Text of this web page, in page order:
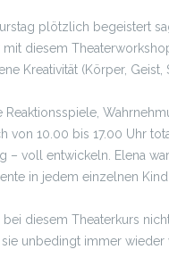
plötzlich begeistert
mit diesem
Kreativität (Körper,
von 10.00 bis 17.00 Uhr
– voll entwickeln. Elena
in jedem einzelnen
bei diesem Theaterkurs
sie unbedingt immer